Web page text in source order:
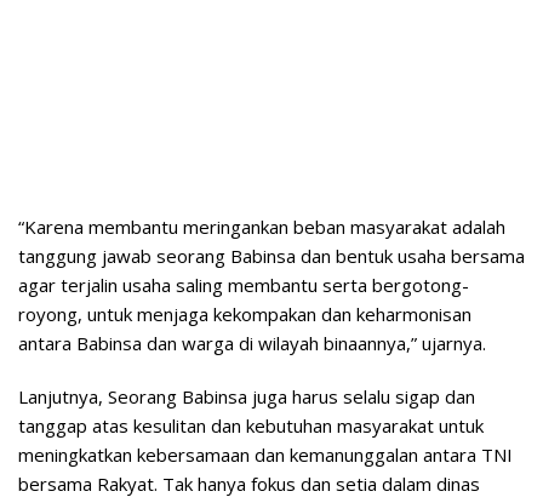
“Karena membantu meringankan beban masyarakat adalah
tanggung jawab seorang Babinsa dan bentuk usaha bersama
agar terjalin usaha saling membantu serta bergotong-
royong, untuk menjaga kekompakan dan keharmonisan
antara Babinsa dan warga di wilayah binaannya,” ujarnya.
Lanjutnya, Seorang Babinsa juga harus selalu sigap dan
tanggap atas kesulitan dan kebutuhan masyarakat untuk
meningkatkan kebersamaan dan kemanunggalan antara TNI
bersama Rakyat. Tak hanya fokus dan setia dalam dinas